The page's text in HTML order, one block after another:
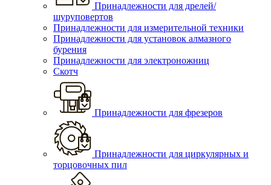
Принадлежности для дрелей/
шуруповертов
Принадлежности для измерительной техники
Принадлежности для установок алмазного
бурения
Принадлежности для электроножниц
Скотч
Принадлежности для фрезеров
Принадлежности для циркулярных и
торцовочных пил